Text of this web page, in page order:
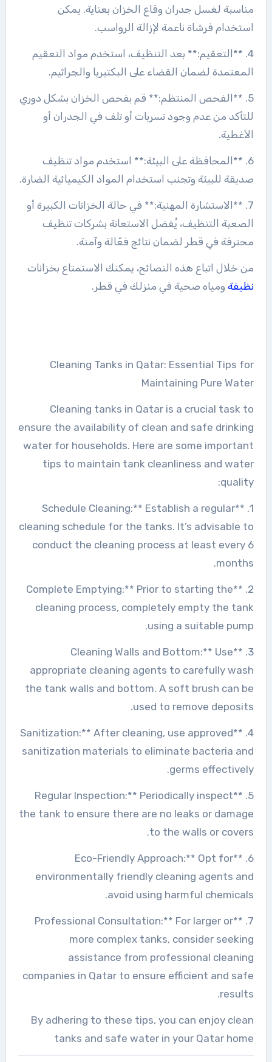
مناسبة لغسل جدران وقاع الخزان بعناية. يمكن
استخدام فرشاة ناعمة لإزالة الرواسب.
4. **التعقيم:** بعد التنظيف، استخدم مواد التعقيم
المعتمدة لضمان القضاء على البكتيريا والجراثيم.
5. **الفحص المنتظم:** قم بفحص الخزان بشكل دوري
للتأكد من عدم وجود تسربات أو تلف في الجدران أو
الأغطية.
6. **المحافظة على البيئة:** استخدم مواد تنظيف
صديقة للبيئة وتجنب استخدام المواد الكيميائية الضارة.
7. **الاستشارة المهنية:** في حالة الخزانات الكبيرة أو
الصعبة التنظيف، يُفضل الاستعانة بشركات تنظيف
محترفة في قطر لضمان نتائج فعّالة وآمنة.
من خلال اتباع هذه النصائح، يمكنك الاستمتاع بخزانات
نظيفةومياه صحية في منزلك في قطر.
Cleaning Tanks in Qatar: Essential Tips for
Maintaining Pure Water
Cleaning tanks in Qatar is a crucial task to
ensure the availability of clean and safe drinking
water for households. Here are some important
tips to maintain tank cleanliness and water
quality:
1. **Schedule Cleaning:** Establish a regular
cleaning schedule for the tanks. It’s advisable to
conduct the cleaning process at least every 6
months.
2. **Complete Emptying:** Prior to starting the
cleaning process, completely empty the tank
using a suitable pump.
3. **Cleaning Walls and Bottom:** Use
appropriate cleaning agents to carefully wash
the tank walls and bottom. A soft brush can be
used to remove deposits.
4. **Sanitization:** After cleaning, use approved
sanitization materials to eliminate bacteria and
germs effectively.
5. **Regular Inspection:** Periodically inspect
the tank to ensure there are no leaks or damage
to the walls or covers.
6. **Eco-Friendly Approach:** Opt for
environmentally friendly cleaning agents and
avoid using harmful chemicals.
7. **Professional Consultation:** For larger or
more complex tanks, consider seeking
assistance from professional cleaning
companies in Qatar to ensure efficient and safe
results.
By adhering to these tips, you can enjoy clean
tanks and safe water in your Qatar home